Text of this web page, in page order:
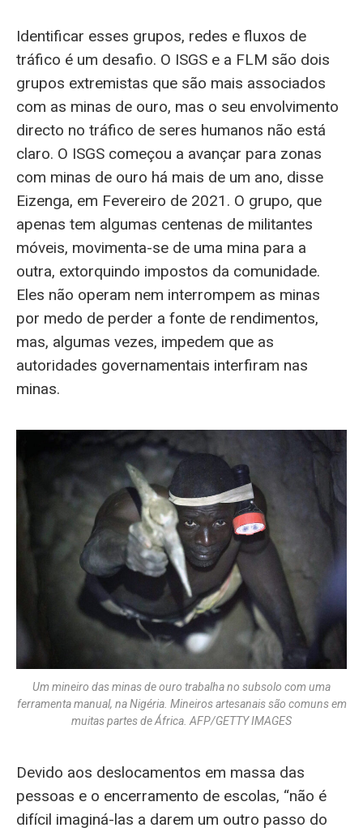
Identificar esses grupos, redes e fluxos de
tráfico é um desafio. O ISGS e a FLM são dois
grupos extremistas que são mais associados
com as minas de ouro, mas o seu envolvimento
directo no tráfico de seres humanos não está
claro. O ISGS começou a avançar para zonas
com minas de ouro há mais de um ano, disse
Eizenga, em Fevereiro de 2021. O grupo, que
apenas tem algumas centenas de militantes
móveis, movimenta-se de uma mina para a
outra, extorquindo impostos da comunidade.
Eles não operam nem interrompem as minas
por medo de perder a fonte de rendimentos,
mas, algumas vezes, impedem que as
autoridades governamentais interfiram nas
minas.
Um mineiro das minas de ouro trabalha no subsolo com uma
ferramenta manual, na Nigéria. Mineiros artesanais são comuns em
muitas partes de África. AFP/GETTY IMAGES
Devido aos deslocamentos em massa das
pessoas e o encerramento de escolas, “não é
difícil imaginá-las a darem um outro passo do